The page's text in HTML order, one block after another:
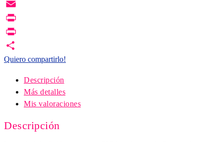
Copy
Link
Email
Print
PrintFriendly
Quiero compartirlo!
Descripción
Más detalles
Mis valoraciones
Descripción